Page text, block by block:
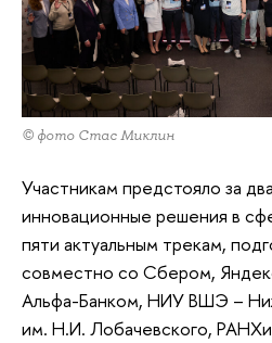
© фото Стас Миклин
Участникам предстояло за
инновационные решения в
пяти актуальным трекам,
совместно со Сбером,
Альфа-Банком, НИУ ВШЭ –
им. Н.И. Лобачевского,